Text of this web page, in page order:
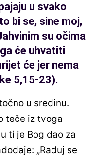
u svako
bi se, sine moj,
su očima
će uhvatiti
će jer nema
5,15-23).
u sredinu.
teče iz tvoga
ti je Bog dao za
„Raduj se